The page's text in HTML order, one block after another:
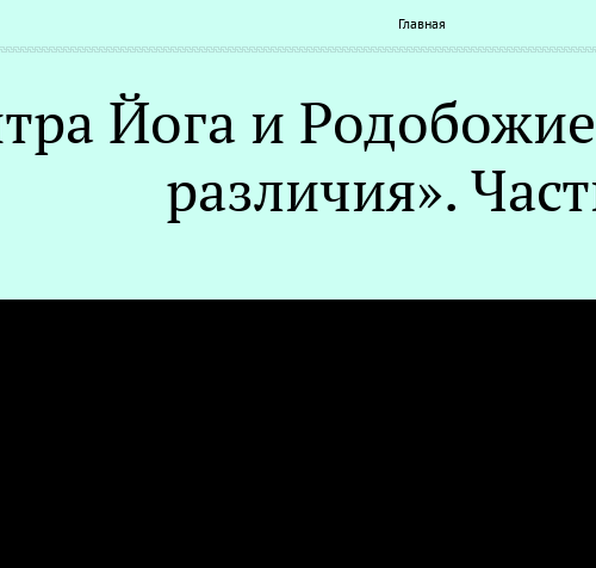
Главная
Йога и
различия».